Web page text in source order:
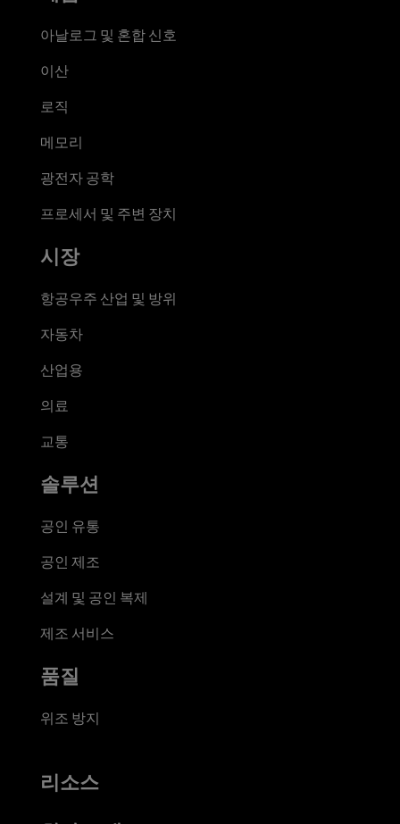
아날로그 및 혼합 신호
이산
로직
메모리
광전자 공학
프로세서 및 주변 장치
시장
항공우주 산업 및 방위
자동차
산업용
의료
교통
솔루션
공인 유통
공인 제조
설계 및 공인 복제
제조 서비스
품질
위조 방지
리소스